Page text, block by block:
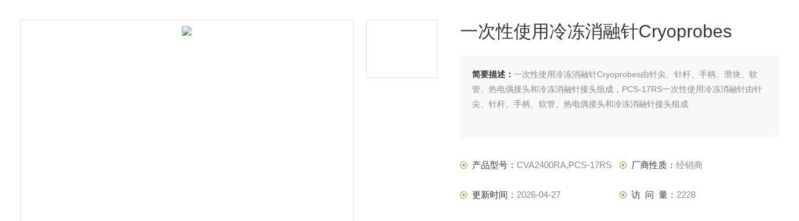
一次性使用冷冻消融针Cryoprobes
简要描述：一次性使用冷冻消融针Cryoprobes由针尖、针杆、手柄、滑块、软
管、热电偶接头和冷冻消融针接头组成，PCS-17RS一次性使用冷冻消融针由针
尖、针杆、手柄、软管、热电偶接头和冷冻消融针接头组成
产品型号：CVA2400RA,PCS-17RS 厂商性质：经销商
更新时间： 2026-04-27 访 问 量： 2228